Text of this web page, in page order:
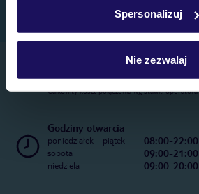
Spersonalizuj
Nie zezwalaj
Telefoniczne Centrum Rezerwacji
22 270 31 20
Całkowity koszt połączenia wg stawki operatora
Godziny otwarcia
poniedziałek - piątek 08:00-22:00
sobota 09:00-21:00
niedziela 09:00-20:00